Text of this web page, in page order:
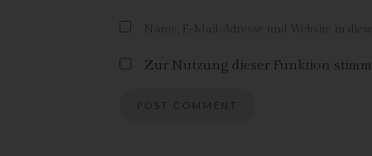
Name, E-Mail-Adresse und Website in
Zur Nutzung dieser Funktion